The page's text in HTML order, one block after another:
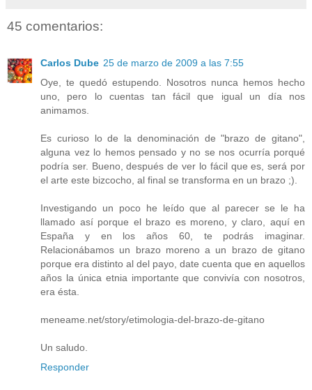
45 comentarios:
Carlos Dube 25 de marzo de 2009 a las 7:55
Oye, te quedó estupendo. Nosotros nunca hemos hecho
uno, pero lo cuentas tan fácil que igual un día nos
animamos.
Es curioso lo de la denominación de "brazo de gitano",
alguna vez lo hemos pensado y no se nos ocurría porqué
podría ser. Bueno, después de ver lo fácil que es, será por
el arte este bizcocho, al final se transforma en un brazo ;).
Investigando un poco he leído que al parecer se le ha
llamado así porque el brazo es moreno, y claro, aquí en
España y en los años 60, te podrás imaginar.
Relacionábamos un brazo moreno a un brazo de gitano
porque era distinto al del payo, date cuenta que en aquellos
años la única etnia importante que convivía con nosotros,
era ésta.
meneame.net/story/etimologia-del-brazo-de-gitano
Un saludo.
Responder